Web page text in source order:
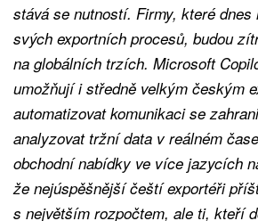
stává se nutností. Firmy, které dnes
svých exportních procesů, budou
na globálních trzích. Microsoft
umožňují i středně velkým českým
automatizovat komunikaci se
analyzovat tržní data v reálném
obchodní nabídky ve více jazycích
že nejúspěšnější čeští exportéři
s největším rozpočtem, ale ti, kteří